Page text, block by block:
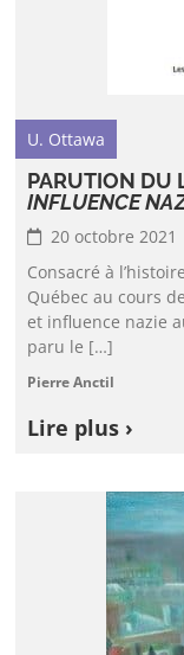
U. Ottawa
PARUTION DU
INFLUENCE
20 octobre 2021
Consacré à
Québec au cours
et influence nazie
paru le […]
Pierre Anctil
Lire plus ›